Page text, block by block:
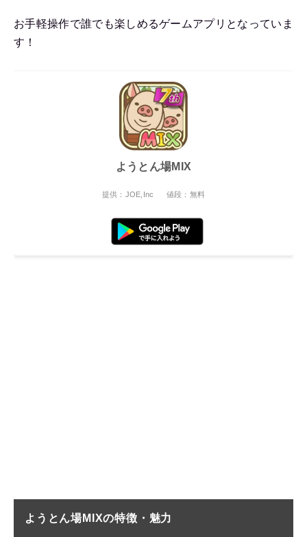
お手軽操作で誰でも楽しめるゲームアプリとなっていま
す！
ようとん場MIX
提供：JOE,Inc 値段：無料
ようとん場MIXの特徴・魅力